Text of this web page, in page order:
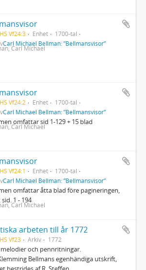
Vf24:3 Enhet
1700-tal
Carl Michael Bellman: ”Bellmansvisor”
Carl Michael
Vf24:2 Enhet
1700-tal
Carl Michael Bellman: ”Bellmansvisor”
omfattar sid 1-129 + 15 blad
Carl Michael
Vf24:1 Enhet
1700-tal
Carl Michael Bellman: ”Bellmansvisor”
omfattar åtta blad före pagineringen,
1 - 194
Carl Michael
arbeten till år 1772
Vf23 Arkiv 1772
och pennritningar.
Bellmans egenhändiga utskrift,